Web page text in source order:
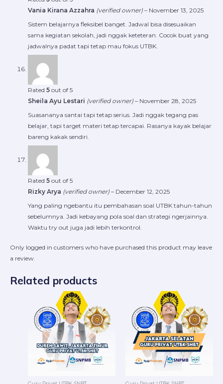
Vania Kirana Azzahra (verified owner) – November 13, 2025
Sistem belajarnya fleksibel banget. Jadwal bisa disesuaikan
sama kegiatan sekolah, jadi nggak keteteran. Cocok buat yang
jadwalnya padat tapi tetap mau fokus UTBK.
Rated 5 out of 5
Sheila Ayu Lestari (verified owner) – November 28, 2025
Suasananya santai tapi tetap serius. Jadi nggak tegang pas
belajar, tapi target materi tetap tercapai. Rasanya kayak belajar
bareng kakak sendiri.
Rated 5 out of 5
Rizky Arya (verified owner) – December 12, 2025
Yang paling ngebantu itu pembahasan soal UTBK tahun-tahun
sebelumnya. Jadi kebayang pola soal dan strategi ngerjainnya.
Waktu try out juga jadi lebih terkontrol.
Only logged in customers who have purchased this product may leave
a review.
Related products
through
Rp8.400.000
has
multiple
The
has
The